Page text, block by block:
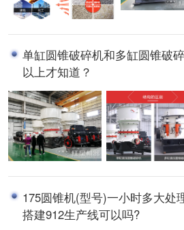
单缸圆锥破碎机和多缸圆锥破
以上才知道？
175圆锥机(型号)一小时多大处
搭建912生产线可以吗?